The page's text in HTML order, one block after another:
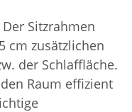
Der Sitzrahmen
cm zusätzlichen
der Schlaffläche.
Raum effizient